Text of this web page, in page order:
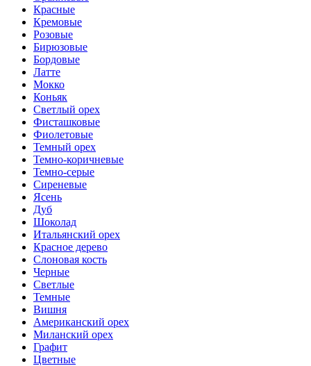
Красные
Кремовые
Розовые
Бирюзовые
Бордовые
Латте
Мокко
Коньяк
Светлый орех
Фисташковые
Фиолетовые
Темный орех
Темно-коричневые
Темно-серые
Сиреневые
Ясень
Дуб
Шоколад
Итальянский орех
Красное дерево
Слоновая кость
Черные
Светлые
Темные
Вишня
Американский орех
Миланский орех
Графит
Цветные